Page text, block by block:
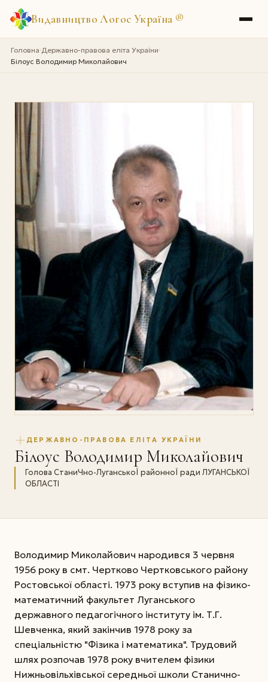
Видавництво Логос Україна ®
Головна›Державно-правова еліта України›
Білоус Володимир Миколайович
ДЕРЖАВНО-ПРАВОВА ЕЛІТА УКРАЇНИ
Білоус Володимир Миколайович
Голова СтаниЧно-ЛуганськоЇ районноЇ ради ЛУГАНСЬКОЇ
ОБЛАСТІ
Володимир Миколайович народився 3 червня
1956 року в смт. Чертково Чертковського району
Ростовської області. 1973 року вступив на фізико-
математичний факультет Луганського
державного педагогічного інституту ім. Т.Г.
Шевченка, який закінчив 1978 року за
спеціальністю "Фізика і математика". Трудовий
шлях розпочав 1978 року вчителем фізики
Нижньовільхівської середньої школи Станично-